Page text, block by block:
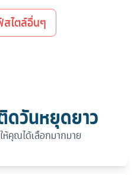
สไตล์อื่นๆ
ดวันหยุดยาว
คุณได้เลือกมากมาย